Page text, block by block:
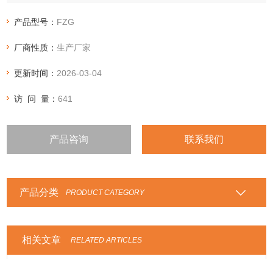
产品型号： FZG
厂商性质：生产厂家
更新时间： 2026-03-04
访 问 量：641
产品咨询 联系我们
产品分类 PRODUCT CATEGORY
相关文章 RELATED ARTICLES